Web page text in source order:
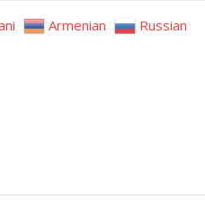
Armenian Russian